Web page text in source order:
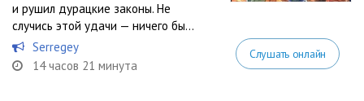
и рушил дурацкие законы. Не
случись этой удачи — ничего бы...
Serregey
14 часов 21 минута
Слушать онлайн